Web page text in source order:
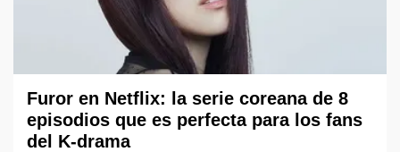
Furor en Netflix: la serie coreana de 8
episodios que es perfecta para los fans
del K-drama